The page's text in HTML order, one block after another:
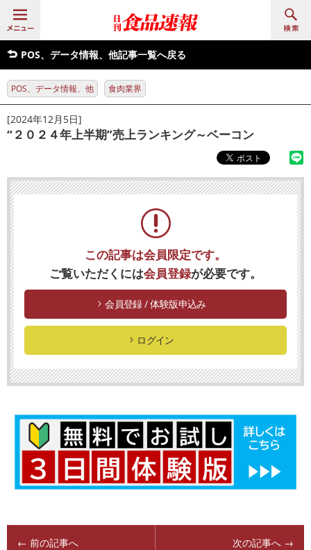
POS、データ情報、他記事一覧へ戻る
POS、データ情報、他 食肉業界
[2024年12月5日]
“２０２４年上半期”売上ランキング～ベーコン
この記事は会員限定です。
ご覧いただくには会員登録が必要です。
会員登録 / 体験版申込み
ログイン
← 前の記事へ
次の記事へ →